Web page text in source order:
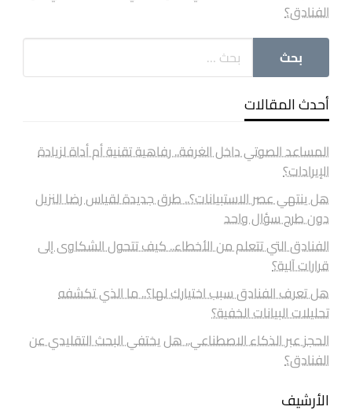
الفنادق؟
أحدث المقالات
المساعد الصوتي داخل الغرفة.. رفاهية تقنية أم أداة لزيادة
الإيرادات؟
هل ينتهي عصر الاستبيانات؟.. طرق جديدة لقياس رضا النزيل
دون طرح سؤال واحد
الفنادق التي تتعلم من الأخطاء.. كيف تتحول الشكاوى إلى
قرارات آلية؟
هل تعرف الفنادق سبب اختيارك لها؟.. ما الذي تكشفه
تحليلات البيانات الخفية؟
الحجز عبر الذكاء الاصطناعي.. هل يختفي البحث التقليدي عن
الفنادق؟
الأرشيف